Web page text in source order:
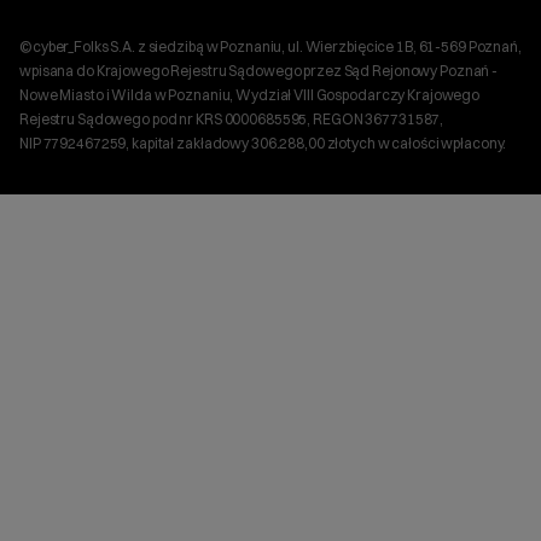
Ustawienia cookies
CDN
©cyber_Folks S.A. z siedzibą w Poznaniu, ul. Wierzbięcice 1B, 61-569 Poznań,
wpisana do Krajowego Rejestru Sądowego przez Sąd Rejonowy Poznań -
Nowe Miasto i Wilda w Poznaniu, Wydział VIII Gospodarczy Krajowego
Rejestru Sądowego pod nr KRS 0000685595, REGON 367731587,
NIP 7792467259, kapitał zakładowy 306.288,00 złotych w całości wpłacony.